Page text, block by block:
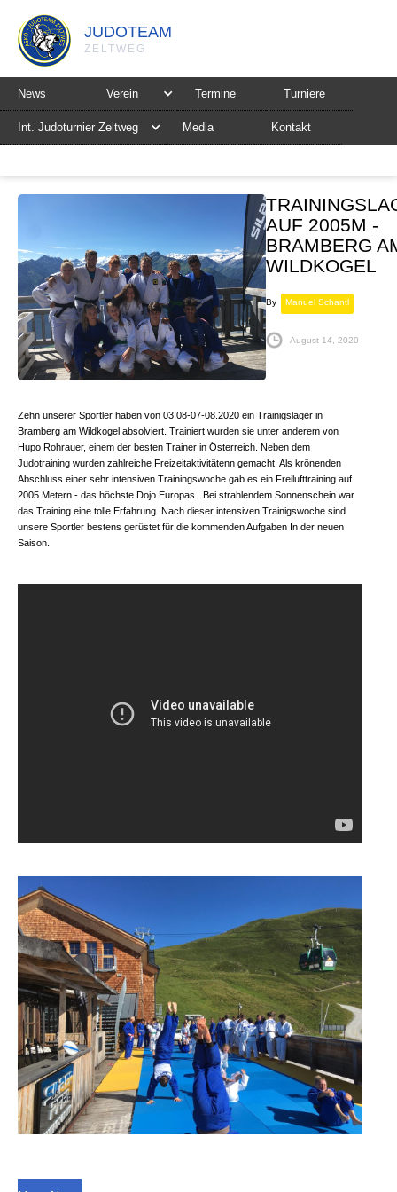
JUDOTEAM
ZELTWEG
News Verein Termine Turniere
Int. Judoturnier Zeltweg Media Kontakt
AUF 2005M -
BRAMBERG
WILDKOGEL
By Manuel Schantl
August 14, 2020
Zehn unserer Sportler haben von 03.08-07-08.2020 ein Trainigslager in
Bramberg am Wildkogel absolviert. Trainiert wurden sie unter anderem von
Hupo Rohrauer, einem der besten Trainer in Österreich. Neben dem
Judotraining wurden zahlreiche Freizeitaktivitätenn gemacht. Als krönenden
Abschluss einer sehr intensiven Trainingswoche gab es ein Freilufttraining auf
2005 Metern - das höchste Dojo Europas.. Bei strahlendem Sonnenschein war
das Training eine tolle Erfahrung. Nach dieser intensiven Trainigswoche sind
unsere Sportler bestens gerüstet für die kommenden Aufgaben In der neuen
Saison.